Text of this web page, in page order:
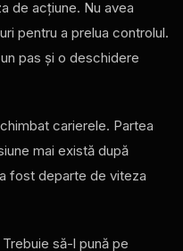
de acțiune. Nu avea
pentru a prelua controlul.
pas și o deschidere
carierele. Partea
mai există după
fost departe de viteza
să-l pună pe